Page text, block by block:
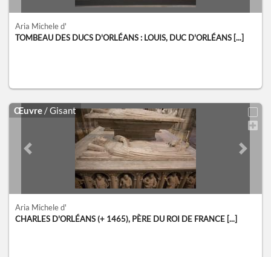
Aria Michele d'
TOMBEAU DES DUCS D'ORLÉANS : LOUIS, DUC D'ORLÉANS [...]
Œuvre / Gisant
Previous slide Next
Aria Michele d'
CHARLES D'ORLÉANS (+ 1465), PÈRE DU ROI DE FRANCE [...]